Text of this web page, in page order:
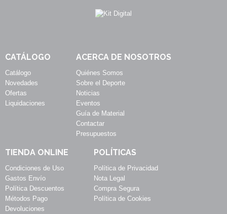
CATÁLOGO
Catálogo
Novedades
Ofertas
Liquidaciones
ACERCA DE NOSOTROS
Quiénes Somos
Sobre el Deporte
Noticias
Eventos
Guía de Material
Contactar
Presupuestos
TIENDA ONLINE
Condiciones de Uso
Gastos Envío
Política Descuentos
Métodos Pago
Devoluciones
POLÍTICAS
Política de Privacidad
Nota Legal
Compra Segura
Política de Cookies